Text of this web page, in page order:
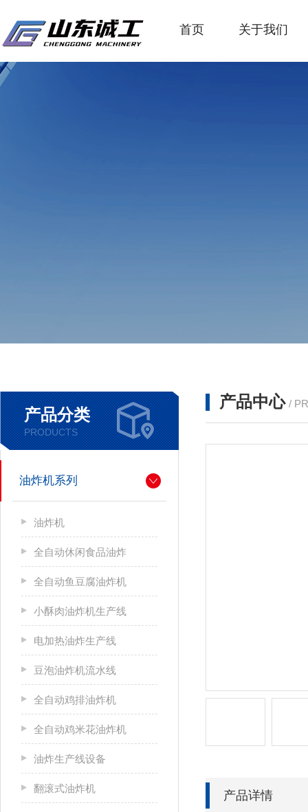
首页 关于我们
产品分类
PRODUCTS
油炸机系列
油炸机
全自动休闲食品油炸
全自动鱼豆腐油炸机
小酥肉油炸机生产线
电加热油炸生产线
豆泡油炸机流水线
全自动鸡排油炸机
全自动鸡米花油炸机
油炸生产线设备
翻滚式油炸机
产品中心 /
产品详情